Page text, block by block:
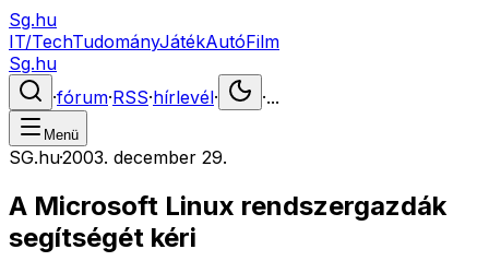
Sg.hu
IT/TechTudományJátékAutóFilm
Sg.hu
·fórum·RSS·hírlevél· ·...
Menü
SG.hu·2003. december 29.
A Microsoft Linux rendszergazdák
segítségét kéri